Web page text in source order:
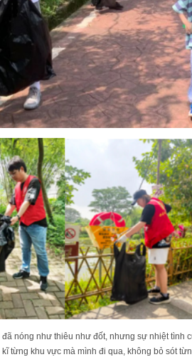
nóng như thiêu như đốt, nhưng sự nhiệt tình
từng khu vực mà mình đi qua, không bỏ sót